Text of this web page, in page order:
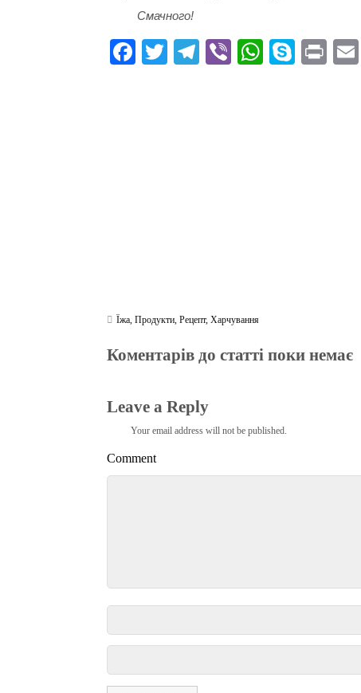
Смачного!
Fa T
Te Vi
W
S
Pr
Їжа,Продукти,Рецепт,Харчування
Коментарів до статті поки немає
Leave a Reply
Your email address will not be published.
Comment